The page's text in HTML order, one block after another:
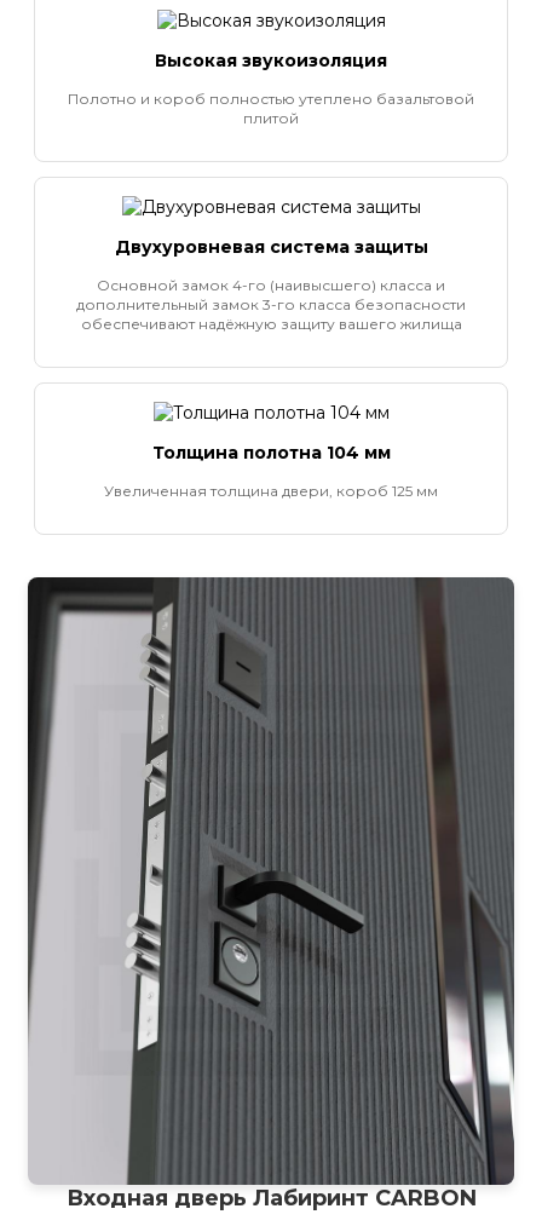
Высокая звукоизоляция
Полотно и короб полностью утеплено базальтовой
плитой
Двухуровневая система защиты
Основной замок 4-го (наивысшего) класса и
дополнительный замок 3-го класса безопасности
обеспечивают надёжную защиту вашего жилища
Толщина полотна 104 мм
Увеличенная толщина двери, короб 125 мм
Входная дверь Лабиринт CARBON